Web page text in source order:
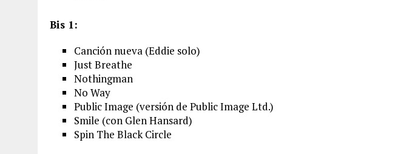
Bis 1:
Canción nueva (Eddie solo)
Just Breathe
Nothingman
No Way
Public Image (versión de Public Image Ltd.)
Smile (con Glen Hansard)
Spin The Black Circle